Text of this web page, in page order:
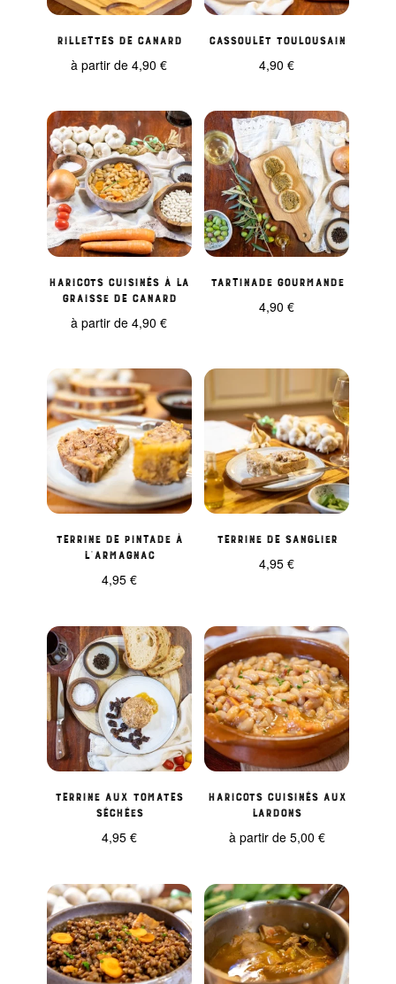
Rillettes de Canard
à partir de4,90€
Cassoulet Toulousain
4,90€
Haricots cuisinés à la
Graisse de Canard
à partir de4,90€
Tartinade Gourmande
4,90€
Terrine de pintade à
l’Armagnac
4,95 €
Terrine de sanglier
4,95€
Terrine aux tomates
séchées
4,95 €
Haricots cuisinés aux
Lardons
à partir de 5,00 €